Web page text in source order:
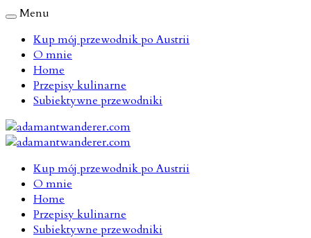
Menu
Kup mój przewodnik po Austrii
O mnie
Home
Przepisy kulinarne
Subiektywne przewodniki
Kup mój przewodnik po Austrii
O mnie
Home
Przepisy kulinarne
Subiektywne przewodniki